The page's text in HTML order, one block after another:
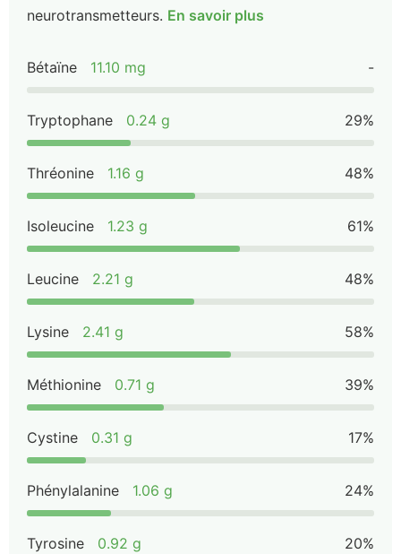
neurotransmetteurs. En savoir plus
Bétaïne 11.10 mg -
Tryptophane 0.24 g 29%
Thréonine 1.16 g 48%
Isoleucine 1.23 g 61%
Leucine 2.21 g 48%
Lysine 2.41 g 58%
Méthionine 0.71 g 39%
Cystine 0.31 g 17%
Phénylalanine 1.06 g 24%
Tyrosine 0.92 g 20%